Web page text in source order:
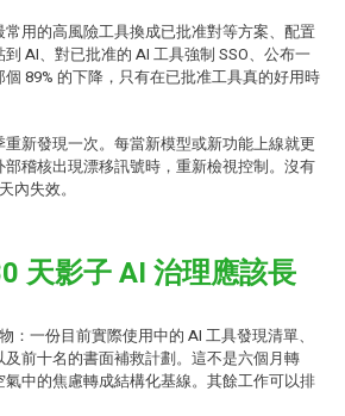
常用的高風險工具換成已批准對等方案、配置
AI、對已批准的 AI 工具強制 SSO、公布一
89% 的下降，只有在已批准工具真的好用時
重新發現一次。每當新模型或新功能上線就更
稽核出現漂移訊號時，重新檢視控制。沒有
內失效。
天影子 AI 治理應該長
：一份目前實際使用中的 AI 工具發現清單、
前十名的書面補救計劃。這不是六個月轉
中的焦慮轉成結構化基線。其餘工作可以排